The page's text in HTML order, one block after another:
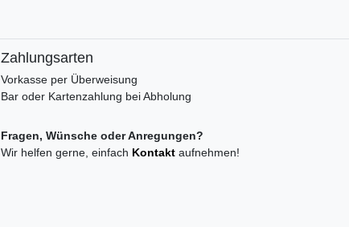
Zahlungsarten
Vorkasse per Überweisung
Bar oder Kartenzahlung bei Abholung
Fragen, Wünsche oder Anregungen?
Wir helfen gerne, einfach Kontakt aufnehmen!